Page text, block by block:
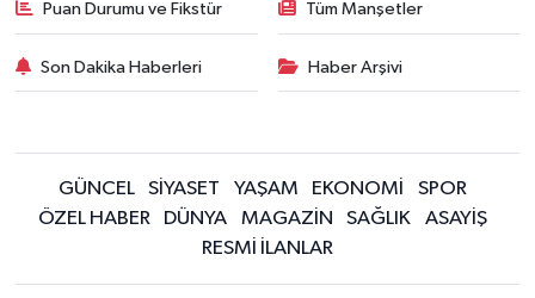
Puan Durumu ve Fikstür Tüm Manşetler
Son Dakika Haberleri Haber Arşivi
GÜNCEL SİYASET YAŞAM EKONOMİ
SPOR
ÖZEL HABER
DÜNYA MAGAZİN SAĞLIK
ASAYİŞ
RESMİ İLANLAR